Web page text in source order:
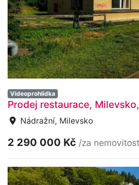
Videoprohlídka
Prodej restaurace,
Nádražní, Milevsko
2 290 000 Kč /za nemovitost